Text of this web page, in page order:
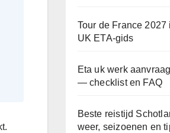
Tour de France 2027
UK ETA-gids
Eta uk werk
— checklist en FAQ
Beste reistijd
weer, seizoenen en